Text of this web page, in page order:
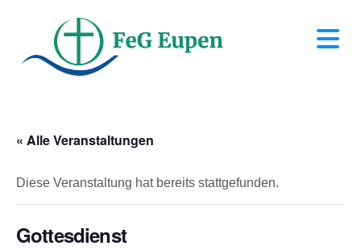
« Alle Veranstaltungen
Diese Veranstaltung hat bereits stattgefunden.
Gottesdienst